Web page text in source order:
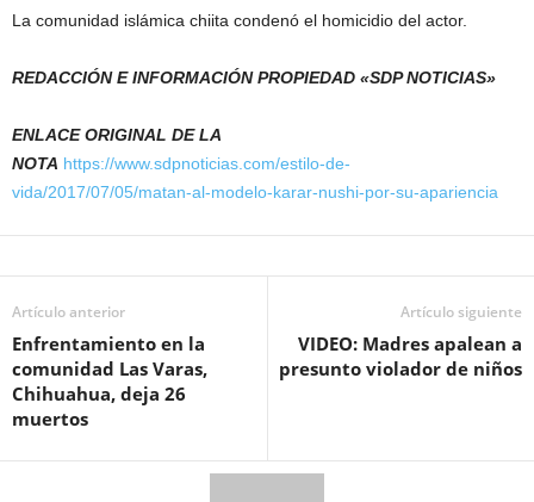
La comunidad islámica chiita condenó el homicidio del actor.
REDACCIÓN E INFORMACIÓN PROPIEDAD «SDP NOTICIAS»
ENLACE ORIGINAL DE LA
NOTA https://www.sdpnoticias.com/estilo-de-
vida/2017/07/05/matan-al-modelo-karar-nushi-por-su-apariencia
Artículo anterior
Enfrentamiento en la
comunidad Las Varas,
Chihuahua, deja 26
muertos
Artículo siguiente
VIDEO: Madres apalean a
presunto violador de niños